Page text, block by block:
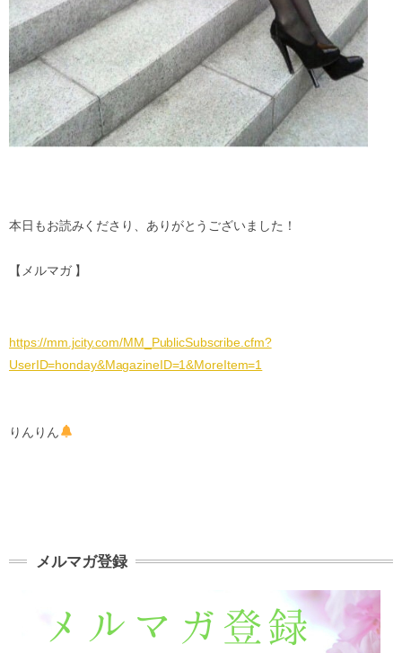
本日もお読みくださり、ありがとうございました！
【メルマガ 】
https://mm.jcity.com/MM_PublicSubscribe.cfm?
UserID=honday&MagazineID=1&MoreItem=1
りんりん
メルマガ登録